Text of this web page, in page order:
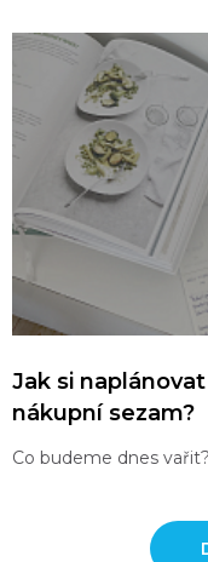
Jak si
nákupní sezam?
Co budeme dnes